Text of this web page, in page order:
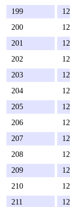
199
200
201
202
203
204
205
206
207
208
209
210
211